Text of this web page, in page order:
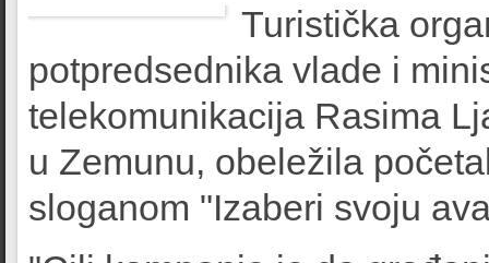
Turistička
potpredsednika vlade i
telekomunikacija Rasima
u Zemunu, obeležila
sloganom "Izaberi svoju